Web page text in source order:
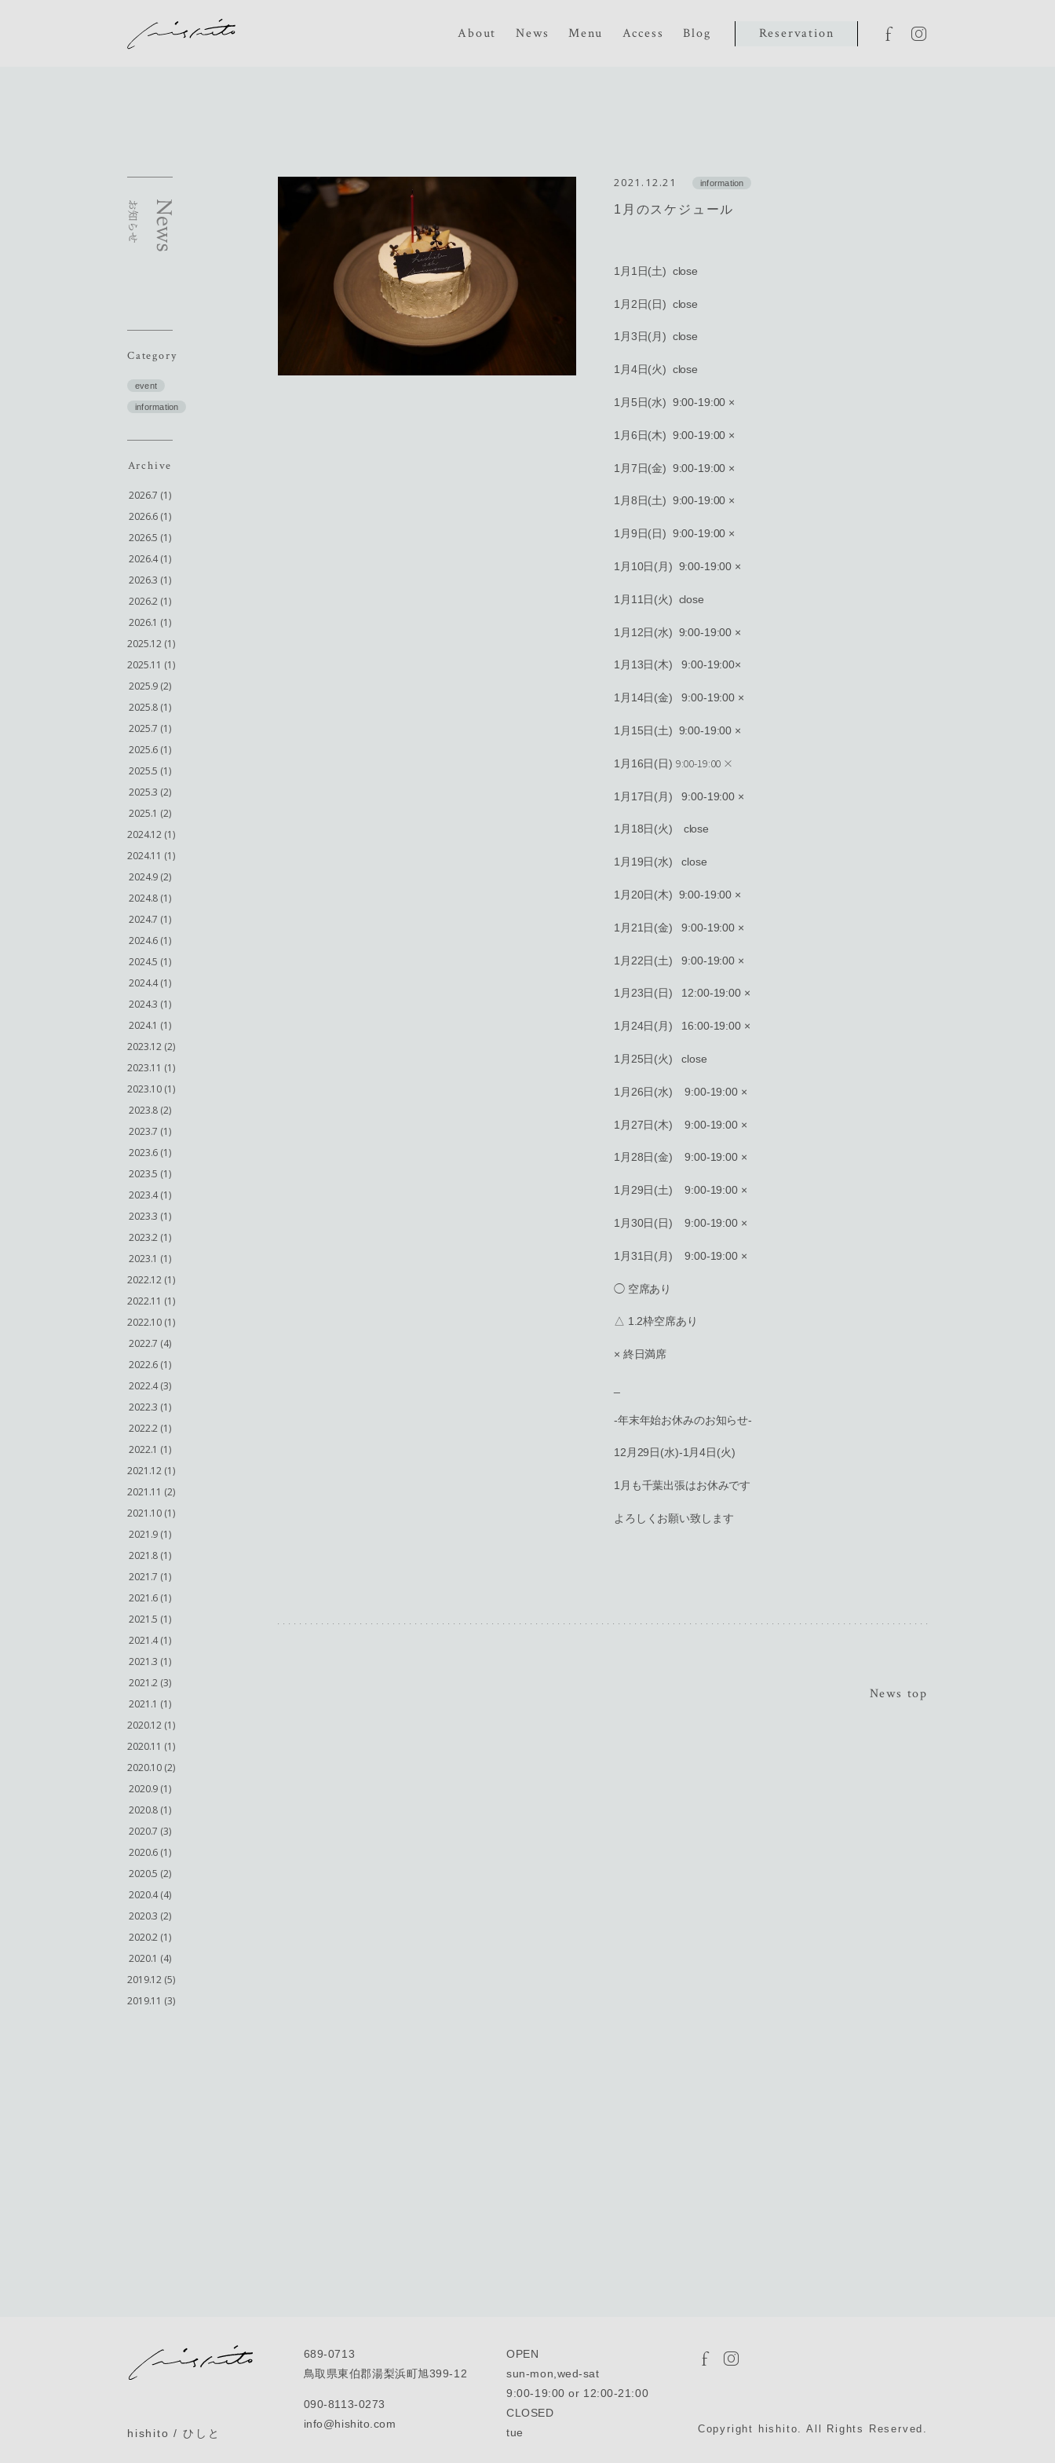
About News Menu Access Blog Reservation
Category
event
information
Archive
2026.7 (1)
2026.6 (1)
2026.5 (1)
2026.4 (1)
2026.3 (1)
2026.2 (1)
2026.1 (1)
2025.12 (1)
2025.11 (1)
2025.9 (2)
2025.8 (1)
2025.7 (1)
2025.6 (1)
2025.5 (1)
2025.3 (2)
2025.1 (2)
2024.12 (1)
2024.11 (1)
2024.9 (2)
2024.8 (1)
2024.7 (1)
2024.6 (1)
2024.5 (1)
2024.4 (1)
2024.3 (1)
2024.1 (1)
2023.12 (2)
2023.11 (1)
2023.10 (1)
2023.8 (2)
2023.7 (1)
2023.6 (1)
2023.5 (1)
2023.4 (1)
2023.3 (1)
2023.2 (1)
2023.1 (1)
2022.12 (1)
2022.11 (1)
2022.10 (1)
2022.7 (4)
2022.6 (1)
2022.4 (3)
2022.3 (1)
2022.2 (1)
2022.1 (1)
2021.12 (1)
2021.11 (2)
2021.10 (1)
2021.9 (1)
2021.8 (1)
2021.7 (1)
2021.6 (1)
2021.5 (1)
2021.4 (1)
2021.3 (1)
2021.2 (3)
2021.1 (1)
2020.12 (1)
2020.11 (1)
2020.10 (2)
2020.9 (1)
2020.8 (1)
2020.7 (3)
2020.6 (1)
2020.5 (2)
2020.4 (4)
2020.3 (2)
2020.2 (1)
2020.1 (4)
2019.12 (5)
2019.11 (3)
2021.12.21 information
1月のスケジュール
1月1日(土) close
1月2日(日) close
1月3日(月) close
1月4日(火) close
1月5日(水) 9:00-19:00 ×
1月6日(木) 9:00-19:00 ×
1月7日(金) 9:00-19:00 ×
1月8日(土) 9:00-19:00 ×
1月9日(日) 9:00-19:00 ×
1月10日(月) 9:00-19:00 ×
1月11日(火) close
1月12日(水) 9:00-19:00 ×
1月13日(木) 9:00-19:00×
1月14日(金) 9:00-19:00 ×
1月15日(土) 9:00-19:00 ×
1月16日(日) 9:00-19:00 ×
1月17日(月) 9:00-19:00 ×
1月18日(火) close
1月19日(水) close
1月20日(木) 9:00-19:00 ×
1月21日(金) 9:00-19:00 ×
1月22日(土) 9:00-19:00 ×
1月23日(日) 12:00-19:00 ×
1月24日(月) 16:00-19:00 ×
1月25日(火) close
1月26日(水) 9:00-19:00 ×
1月27日(木) 9:00-19:00 ×
1月28日(金) 9:00-19:00 ×
1月29日(土) 9:00-19:00 ×
1月30日(日) 9:00-19:00 ×
1月31日(月) 9:00-19:00 ×
◯ 空席あり
△ 1.2枠空席あり
× 終日満席
-年末年始お休みのお知らせ-
12月29日(水)-1月4日(火)
1月も千葉出張はお休みです
よろしくお願い致します
News top
hishito / ひしと
689-0713
鳥取県東伯郡湯梨浜町旭399-12
090-8113-0273
info@hishito.com
OPEN
sun-mon,wed-sat
9:00-19:00 or 12:00-21:00
CLOSED
tue
Copyright hishito. All Rights Reserved.